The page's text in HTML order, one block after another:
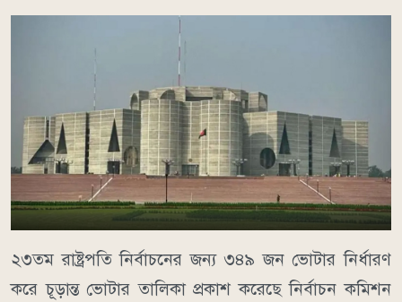
২৩তম রাষ্ট্রপতি নির্বাচনের জন্য ৩৪৯ জন ভোটার নির্ধারণ
করে চূড়ান্ত ভোটার তালিকা প্রকাশ করেছে নির্বাচন কমিশন